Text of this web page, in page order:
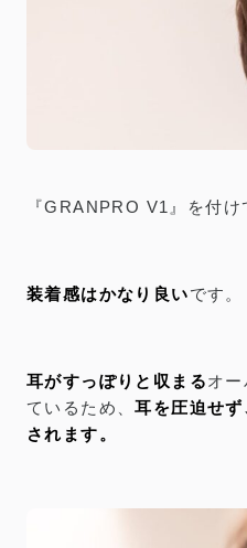
『GRANPRO V1』を付け
装着感はかなり良いです。
耳がすっぽりと収まるオ
ているため、耳を圧迫せ
されます。